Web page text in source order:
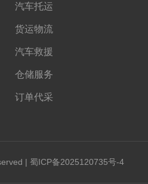
汽车托运
货运物流
汽车救援
仓储服务
订单代采
| 蜀ICP备2025120735号-4